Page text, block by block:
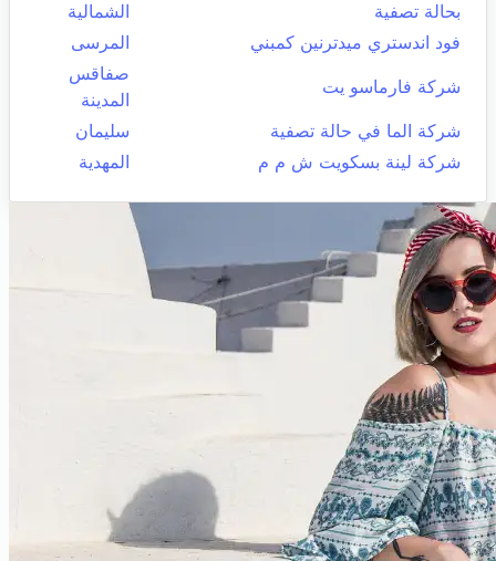
بحالة تصفية
الشمالية
فود اندستري ميدترنين كمبني
المرسى
شركة فارماسو يت
صفاقس
المدينة
شركة الما في حالة تصفية
سليمان
شركة لينة بسكويت ش م م
المهدية